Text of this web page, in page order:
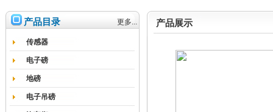
产品目录 更多...
传感器
电子磅
地磅
电子吊磅
产品展示